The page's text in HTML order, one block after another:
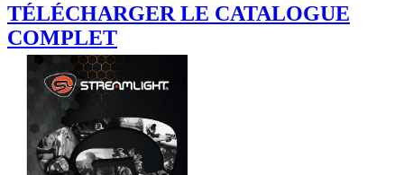
TÉLÉCHARGER LE CATALOGUE
COMPLET